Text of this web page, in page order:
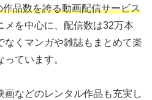
作品数を誇る動画配信サービス
メを中心に、配信数は32万本
なくマンガや雑誌もまとめて楽
ています。
画などのレンタル作品も充実し